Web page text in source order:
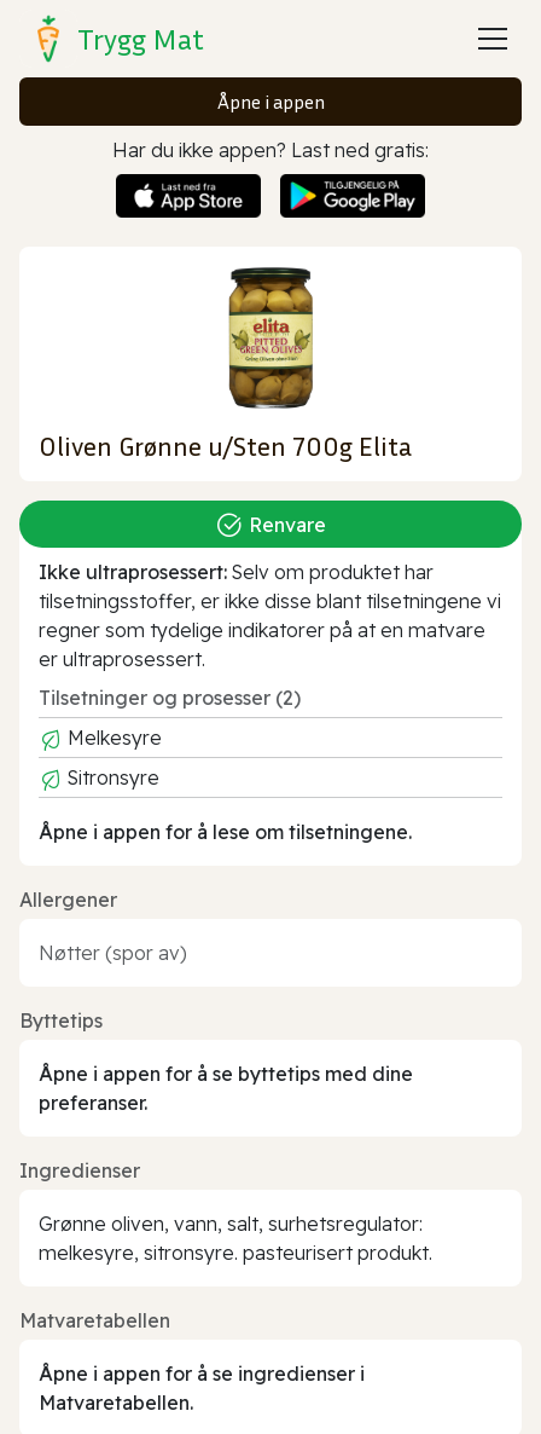
Trygg Mat
Åpne i appen
Har du ikke appen? Last ned gratis:
Oliven Grønne u/Sten 700g Elita
Renvare
Ikke ultraprosessert: Selv om produktet har
tilsetningsstoffer, er ikke disse blant tilsetningene vi
regner som tydelige indikatorer på at en matvare
er ultraprosessert.
Tilsetninger og prosesser (2)
Melkesyre
Sitronsyre
Åpne i appen for å lese om tilsetningene.
Allergener
Nøtter (spor av)
Byttetips
Åpne i appen for å se byttetips med dine
preferanser.
Ingredienser
Grønne oliven, vann, salt, surhetsregulator:
melkesyre, sitronsyre. pasteurisert produkt.
Matvaretabellen
Åpne i appen for å se ingredienser i
Matvaretabellen.